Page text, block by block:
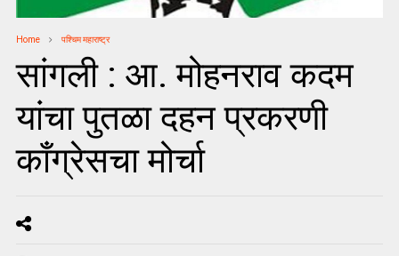
Home पश्चिम महाराष्ट्र
सांगली : आ. मोहनराव कदम
यांचा पुतळा दहन प्रकरणी
काँग्रेसचा मोर्चा